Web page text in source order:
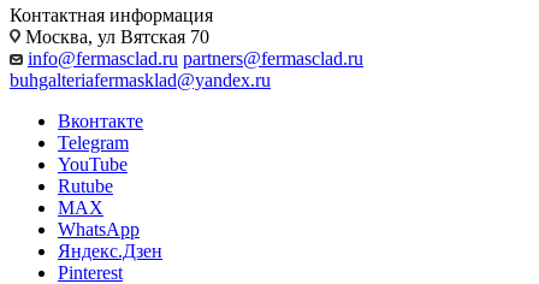
Контактная информация
Москва, ул Вятская 70
info@fermasclad.ru partners@fermasclad.ru
buhgalteriafermasklad@yandex.ru
Вконтакте
Telegram
YouTube
Rutube
MAX
WhatsApp
Яндекс.Дзен
Pinterest